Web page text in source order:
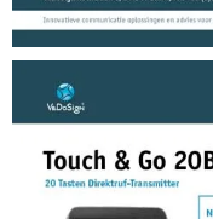
Anleitungen
Anleitung